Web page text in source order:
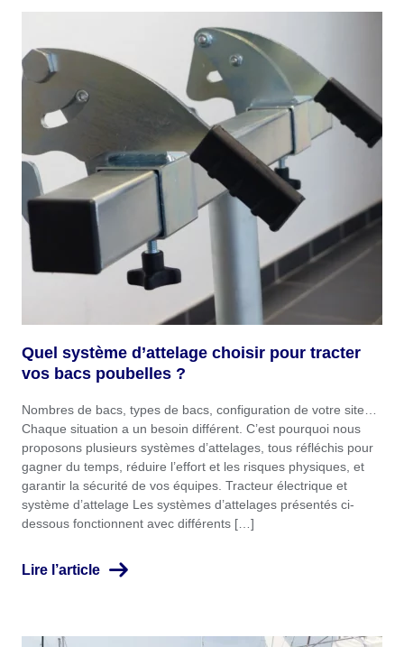
Quel système d’attelage choisir pour tracter
vos bacs poubelles ?
Nombres de bacs, types de bacs, configuration de votre site…
Chaque situation a un besoin différent. C’est pourquoi nous
proposons plusieurs systèmes d’attelages, tous réfléchis pour
gagner du temps, réduire l’effort et les risques physiques, et
garantir la sécurité de vos équipes. Tracteur électrique et
système d’attelage Les systèmes d’attelages présentés ci-
dessous fonctionnent avec différents […]
Lire l’article